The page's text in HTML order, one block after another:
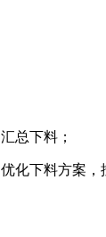
总下料；
化下料方案